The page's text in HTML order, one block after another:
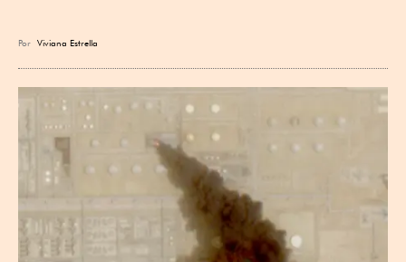
Por Viviana Estrella